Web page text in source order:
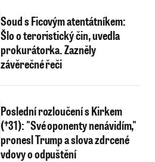
Soud s Ficovým atentátníkem:
Šlo o teroristický čin, uvedla
prokurátorka. Zazněly
závěrečné řeči
Poslední rozloučení s Kirkem
(†31): "Své oponenty nenávidím,"
pronesl Trump a slova zdrcené
vdovy o odpuštění